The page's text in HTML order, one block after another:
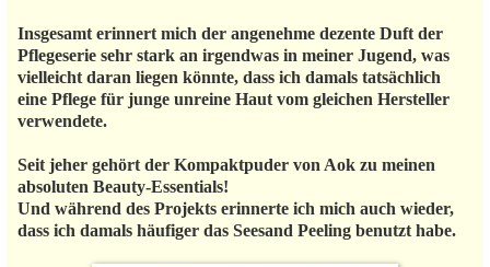
Insgesamt erinnert mich der angenehme dezente Duft der
Pflegeserie sehr stark an irgendwas in meiner Jugend, was
vielleicht daran liegen könnte, dass ich damals tatsächlich
eine Pflege für junge unreine Haut vom gleichen Hersteller
verwendete.
Seit jeher gehört der Kompaktpuder von Aok zu meinen
absoluten Beauty-Essentials!
Und während des Projekts erinnerte ich mich auch wieder,
dass ich damals häufiger das Seesand Peeling benutzt habe.